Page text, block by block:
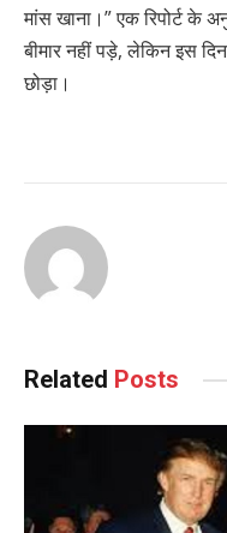
मांस खाना।” एक रिपोर्ट के
बीमार नहीं पड़े, लेकिन इस
छोड़ा।
Related Posts